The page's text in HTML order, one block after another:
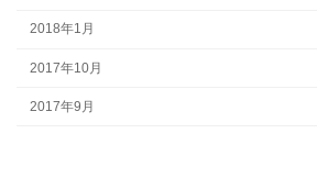
2018年1月
2017年10月
2017年9月